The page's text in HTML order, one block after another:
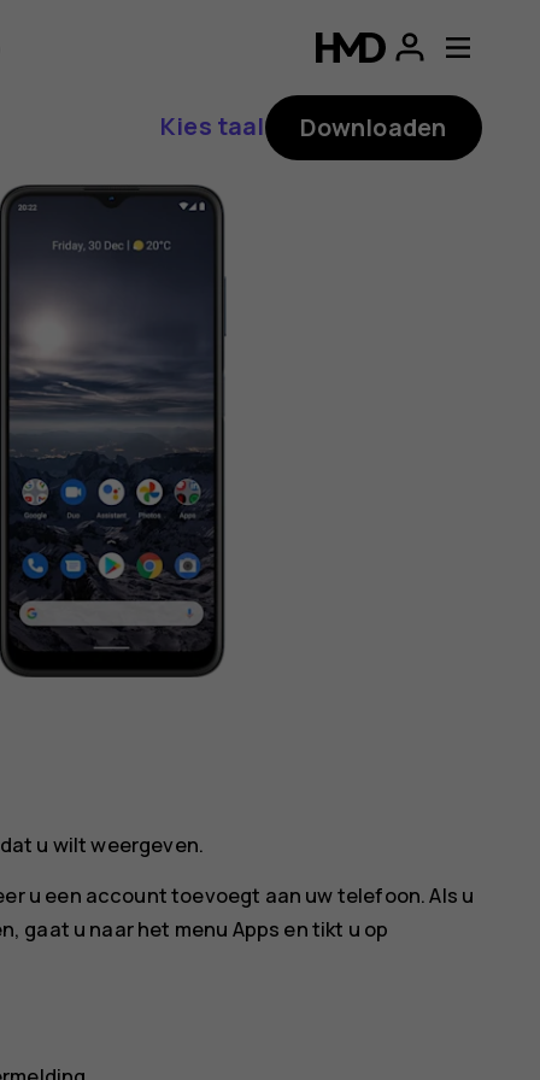
Kies taal Downloaden
u wilt weergeven.
u een account toevoegt aan uw telefoon. Als u
gaat u naar het menu Apps en tikt u op